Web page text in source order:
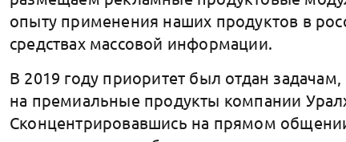
опыту применения наших продуктов в
средствах массовой информации.
В 2019 году приоритет был отдан
на премиальные продукты компании
Сконцентрировавшись на прямом